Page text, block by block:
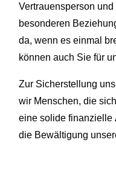
Vertrauensperson
besonderen
da, wenn es einmal
können auch Sie für
Zur Sicherstellung
wir Menschen, die
eine solide finanzielle
die Bewältigung